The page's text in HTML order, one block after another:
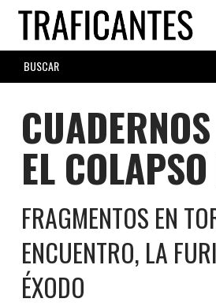
Skip
main
content
SEARCH
FORM
EL
FRAGMENTOS EN TORNO AL
ENCUENTRO, LA
ÉXODO